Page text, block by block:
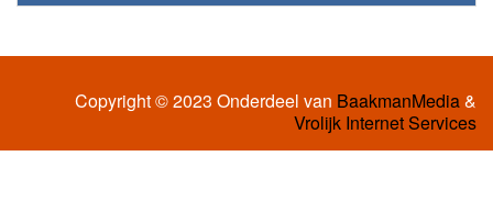
Copyright © 2023 Onderdeel van BaakmanMedia&
Vrolijk Internet Services